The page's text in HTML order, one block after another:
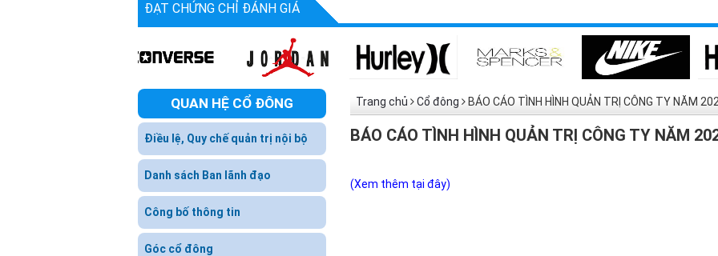
ĐẠT CHỨNG CHỈ ĐÁNH GIÁ
Trang chủ Cổ đông BÁO CÁO TÌNH HÌNH QUẢN TRỊ CÔNG TY NĂM
BÁO CÁO TÌNH HÌNH QUẢN TRỊ CÔNG TY NĂM
(Xem thêm tại đây)
QUAN HỆ CỔ ĐÔNG
Điều lệ, Quy chế quản trị nội bộ
Danh sách Ban lãnh đạo
Công bố thông tin
Góc cổ đông